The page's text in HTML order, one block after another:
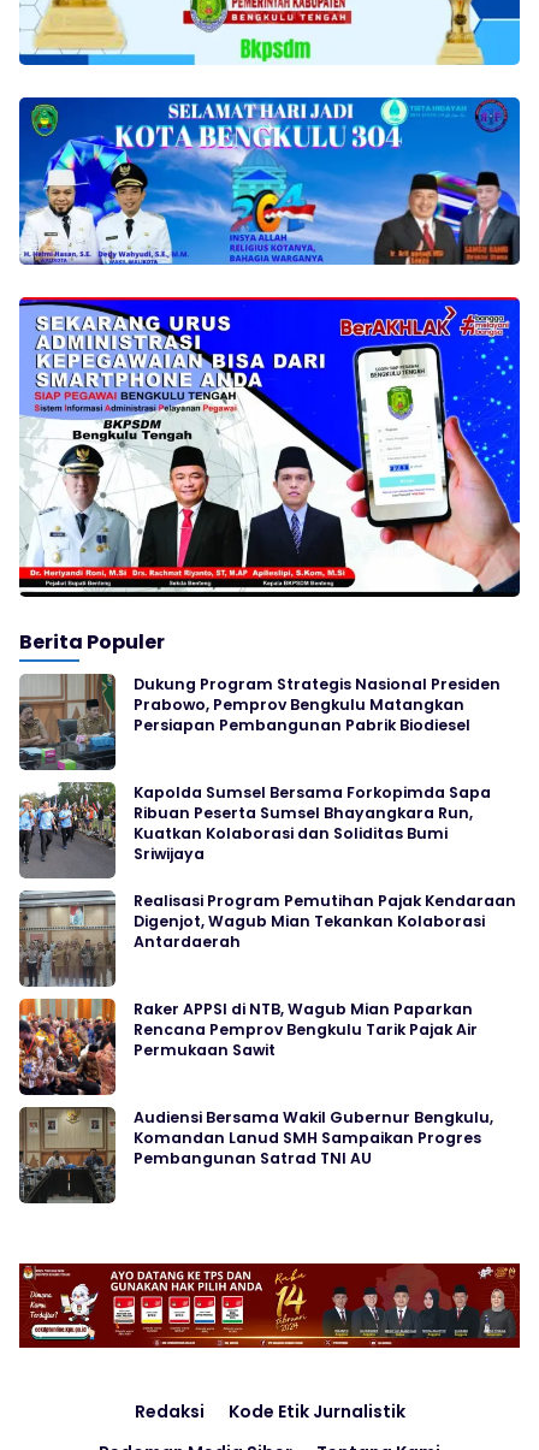
Berita Populer
Dukung Program Strategis Nasional Presiden
Prabowo, Pemprov Bengkulu Matangkan
Persiapan Pembangunan Pabrik Biodiesel
Kapolda Sumsel Bersama Forkopimda Sapa
Ribuan Peserta Sumsel Bhayangkara Run,
Kuatkan Kolaborasi dan Soliditas Bumi
Sriwijaya
Realisasi Program Pemutihan Pajak Kendaraan
Digenjot, Wagub Mian Tekankan Kolaborasi
Antardaerah
Raker APPSI di NTB, Wagub Mian Paparkan
Rencana Pemprov Bengkulu Tarik Pajak Air
Permukaan Sawit
Audiensi Bersama Wakil Gubernur Bengkulu,
Komandan Lanud SMH Sampaikan Progres
Pembangunan Satrad TNI AU
Redaksi
Kode Etik Jurnalistik